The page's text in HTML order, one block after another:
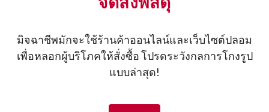
มิจฉาชีพมักจะใช้ร้านค้าออนไลน์และเว็บไซต์ปลอม
เพื่อหลอกผู้บริโภคให้สั่งซื้อ โปรดระวังกลการโกงรูป
แบบล่าสุด!